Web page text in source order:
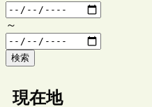
～
検索
現在地